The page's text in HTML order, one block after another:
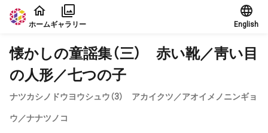
本文に飛ぶ
ホームギャラリー English
懐かしの童謡集（三） 赤い靴／靑い目
の人形／七つの子
ナツカシノドウヨウシュウ（3） アカイクツ／アオイメノニンギョ
ウ／ナナツノコ